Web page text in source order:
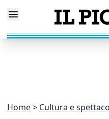
Home Cultura e